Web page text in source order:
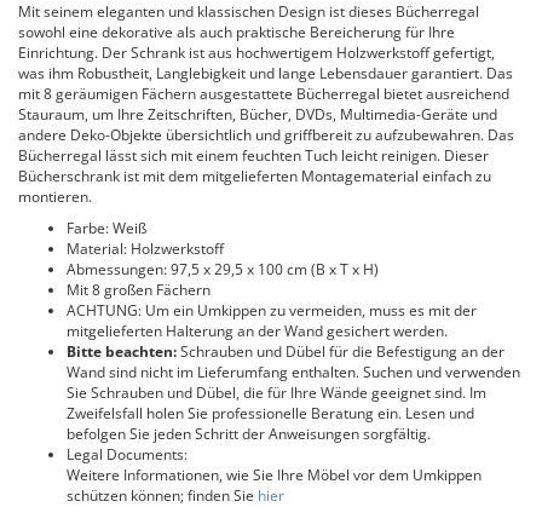
Mit seinem eleganten und klassischen Design ist dieses Bücherregal
sowohl eine dekorative als auch praktische Bereicherung für Ihre
Einrichtung. Der Schrank ist aus hochwertigem Holzwerkstoff gefertigt,
was ihm Robustheit, Langlebigkeit und lange Lebensdauer garantiert. Das
mit 8 geräumigen Fächern ausgestattete Bücherregal bietet ausreichend
Stauraum, um Ihre Zeitschriften, Bücher, DVDs, Multimedia-Geräte und
andere Deko-Objekte übersichtlich und griffbereit zu aufzubewahren. Das
Bücherregal lässt sich mit einem feuchten Tuch leicht reinigen. Dieser
Bücherschrank ist mit dem mitgelieferten Montagematerial einfach zu
montieren.
Farbe: Weiß
Material: Holzwerkstoff
Abmessungen: 97,5 x 29,5 x 100 cm (B x T x H)
Mit 8 großen Fächern
ACHTUNG: Um ein Umkippen zu vermeiden, muss es mit der
mitgelieferten Halterung an der Wand gesichert werden.
Bitte beachten:Schrauben und Dübel für die Befestigung an der
Wand sind nicht im Lieferumfang enthalten. Suchen und verwenden
Sie Schrauben und Dübel, die für Ihre Wände geeignet sind. Im
Zweifelsfall holen Sie professionelle Beratung ein. Lesen und
befolgen Sie jeden Schritt der Anweisungen sorgfältig.
Legal Documents:
Weitere Informationen, wie Sie Ihre Möbel vor dem Umkippen
schützen können; finden Sie hier